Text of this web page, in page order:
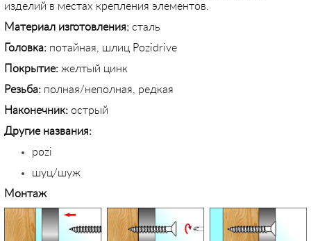
изделий в местах крепления элементов.
Материал изготовления: сталь
Головка: потайная, шлиц Pozidrive
Покрытие: желтый цинк
Резьба: полная/неполная, редкая
Наконечник: острый
Другие названия:
pozi
шуц/шуж
Монтаж